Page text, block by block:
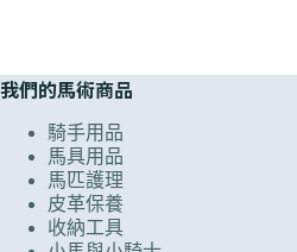
我們的馬術商品
騎手用品
馬具用品
馬匹護理
皮革保養
收納工具